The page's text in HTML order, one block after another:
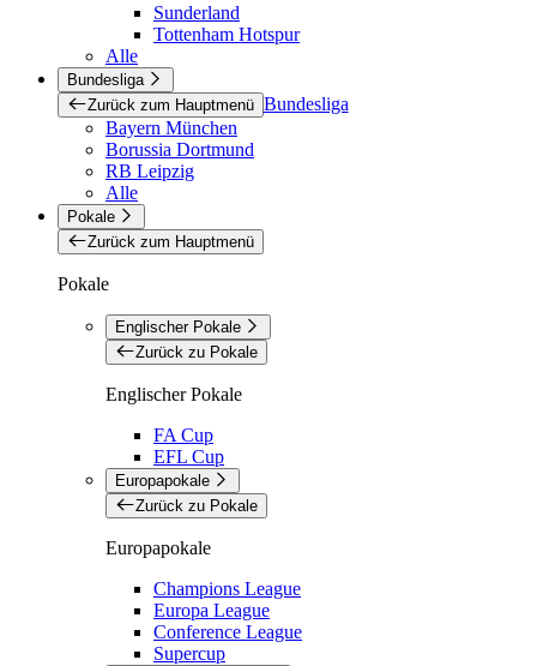
Sunderland
Tottenham Hotspur
Alle
Bundesliga
Zurück zum Hauptmenü Bundesliga
Bayern München
Borussia Dortmund
RB Leipzig
Alle
Pokale
Zurück zum Hauptmenü
Pokale
Englischer Pokale
Zurück zu Pokale
Englischer Pokale
FA Cup
EFL Cup
Europapokale
Zurück zu Pokale
Europapokale
Champions League
Europa League
Conference League
Supercup